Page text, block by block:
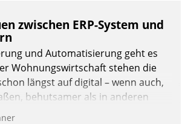
zwischen ERP-System und
und Automatisierung geht es
Wohnungswirtschaft stehen die
längst auf digital – wenn auch,
behutsamer als in anderen